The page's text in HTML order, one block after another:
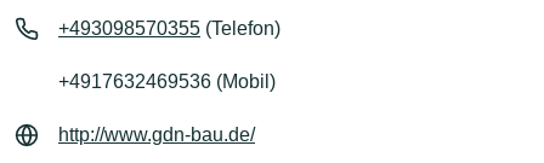
+493098570355 (Telefon)
+4917632469536 (Mobil)
http://www.gdn-bau.de/